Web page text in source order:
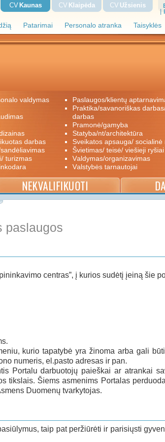
Patarimai Personalo atranka Taisyklės
CV Kaunas CV Klaipėda CV Užsienis
valdymas
darbas
turizmas
paslaugos/klientų
praktika/savanoriškas darbas/papildomas
darbas
pramonė/gamyba
statyba/nt/architektūra
sveikatos apsauga/
švietimas/ teisė/ viešieji ryšiai
valdymas/organizavimas
valstybės tarnautojai
NEKVALIFIKUOTI
paslaugos
centras”, į kurios sudėtį įeiną šie
kurio tapatybė yra žinoma arba gali
numeris, el.pasto adresas ir pan.
Portalu darbuotojų paieškai ar atrankai
tikslais. Šiems asmenims Portalas
Duomenų tvarkytojas.
taip pat peržiūrėti ir parisiųsti